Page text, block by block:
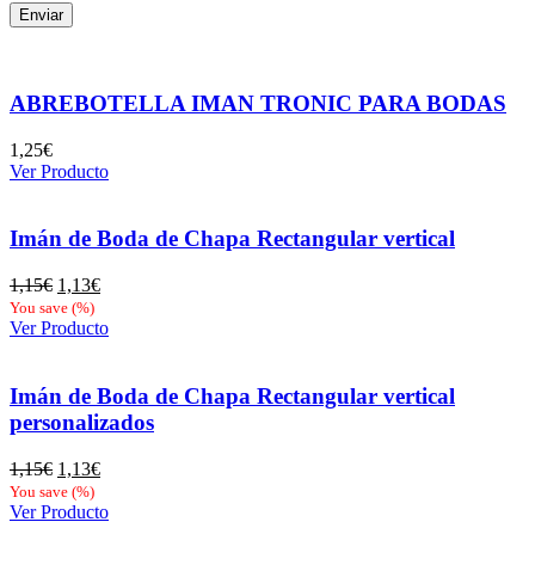
ABREBOTELLA IMAN TRONIC PARA BODAS
1,25€
Ver Producto
Imán de Boda de Chapa Rectangular vertical
1,15€ El
precio
original
1,13€El
actual
You save (%)
Ver Producto
Imán de Boda de Chapa Rectangular vertical
personalizados
1,15€ El
precio
original
1,13€El
actual
You save (%)
Ver Producto